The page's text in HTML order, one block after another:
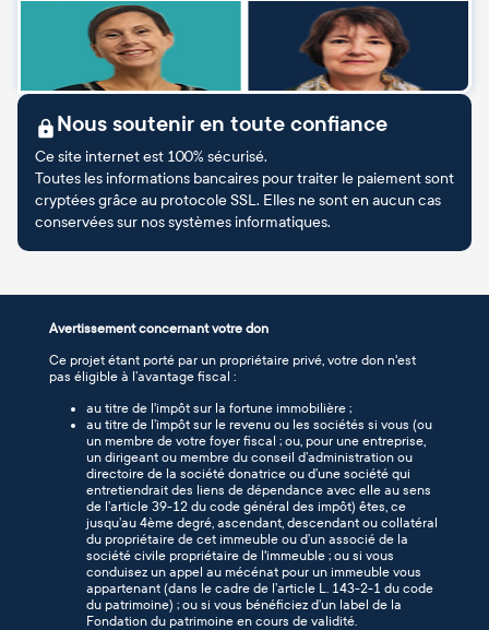
Nous soutenir en toute confiance
Ce site internet est 100% sécurisé.
Toutes les informations bancaires pour traiter le paiement sont
cryptées grâce au protocole SSL. Elles ne sont en aucun cas
conservées sur nos systèmes informatiques.
Avertissement concernant votre don
Ce projet étant porté par un propriétaire privé, votre don n'est
pas éligible à l’avantage fiscal :
au titre de l'impôt sur la fortune immobilière ;
au titre de l’impôt sur le revenu ou les sociétés si vous (ou
un membre de votre foyer fiscal ; ou, pour une entreprise,
un dirigeant ou membre du conseil d’administration ou
directoire de la société donatrice ou d’une société qui
entretiendrait des liens de dépendance avec elle au sens
de l’article 39-12 du code général des impôt) êtes, ce
jusqu’au 4ème degré, ascendant, descendant ou collatéral
du propriétaire de cet immeuble ou d’un associé de la
société civile propriétaire de l'immeuble ; ou si vous
conduisez un appel au mécénat pour un immeuble vous
appartenant (dans le cadre de l’article L. 143-2-1 du code
du patrimoine) ; ou si vous bénéficiez d’un label de la
Fondation du patrimoine en cours de validité.